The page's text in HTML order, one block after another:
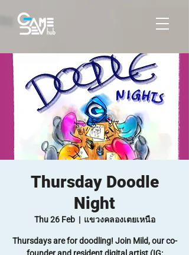
Thursday Doodle
Night
Thu 26 Feb
  |
แขวงคลองเตยเหนือ
Thursdays are for doodling! Join Mild, our co-